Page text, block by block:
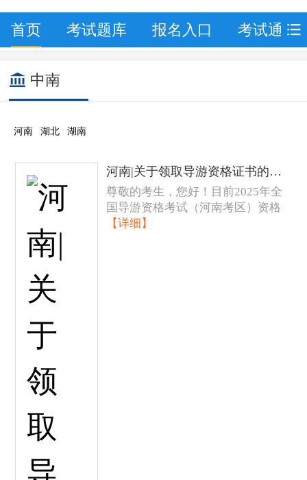
首页 考试题库 报名入口 考试通知
中南
河南 湖北 湖南
河南|关于领取导游资格证书的通知
尊敬的考生，您好！目前2025年全
国导游资格考试（河南考区）资格
【详细】